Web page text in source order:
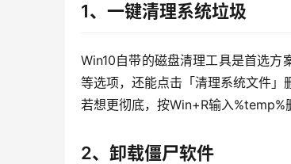
1、一键清理系统垃圾
Win10自带的磁盘清理工具是首选
等选项，还能点击「清理系统文件」
若想更彻底，按Win+R输入%temp%
2、卸载僵尸软件